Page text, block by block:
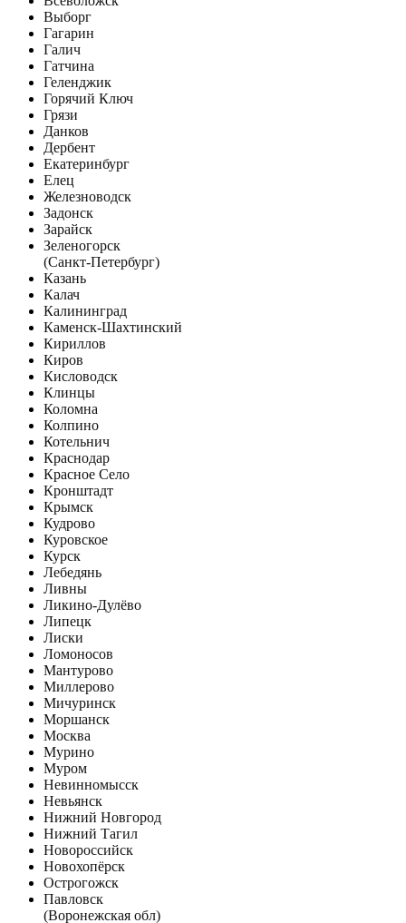
Выборг
Гагарин
Галич
Гатчина
Геленджик
Горячий Ключ
Грязи
Данков
Дербент
Екатеринбург
Елец
Железноводск
Задонск
Зарайск
Зеленогорск
(Санкт-Петербург)
Казань
Калач
Калининград
Каменск-Шахтинский
Кириллов
Киров
Кисловодск
Клинцы
Коломна
Колпино
Котельнич
Краснодар
Красное Село
Кронштадт
Крымск
Кудрово
Куровское
Курск
Лебедянь
Ливны
Ликино-Дулёво
Липецк
Лиски
Ломоносов
Мантурово
Миллерово
Мичуринск
Моршанск
Москва
Мурино
Муром
Невинномысск
Невьянск
Нижний Новгород
Нижний Тагил
Новороссийск
Новохопёрск
Острогожск
Павловск
(Воронежская обл)